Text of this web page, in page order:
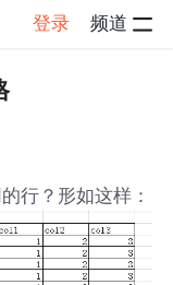
登录 频道
行？形如这样：